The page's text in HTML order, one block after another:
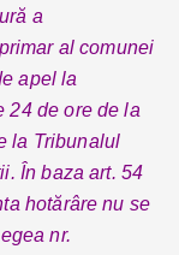
a
al comunei
apel la
24 de ore de la
la Tribunalul
În baza art. 54
hotărâre nu se
nr.